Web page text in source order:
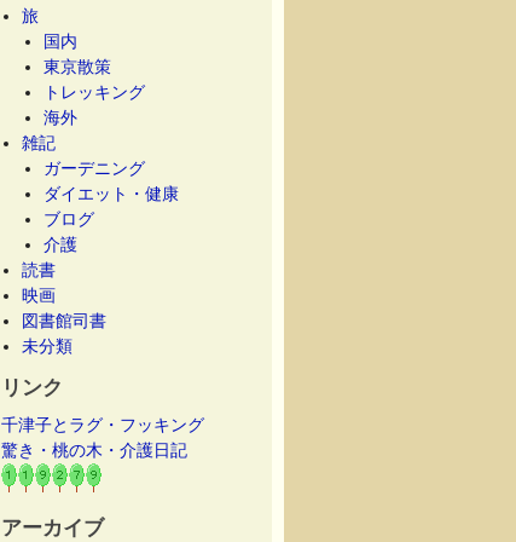
旅
国内
東京散策
トレッキング
海外
雑記
ガーデニング
ダイエット・健康
ブログ
介護
読書
映画
図書館司書
未分類
リンク
千津子とラグ・フッキング
驚き・桃の木・介護日記
アーカイブ